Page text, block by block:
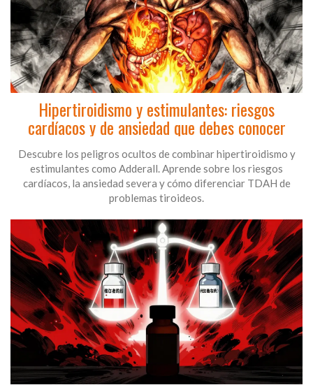
Hipertiroidismo y estimulantes: riesgos
cardíacos y de ansiedad que debes conocer
Descubre los peligros ocultos de combinar hipertiroidismo y
estimulantes como Adderall. Aprende sobre los riesgos
cardíacos, la ansiedad severa y cómo diferenciar TDAH de
problemas tiroideos.